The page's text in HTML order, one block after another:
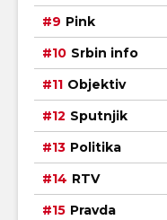
Pink
Srbin info
Objektiv
Sputnjik
Politika
RTV
Pravda